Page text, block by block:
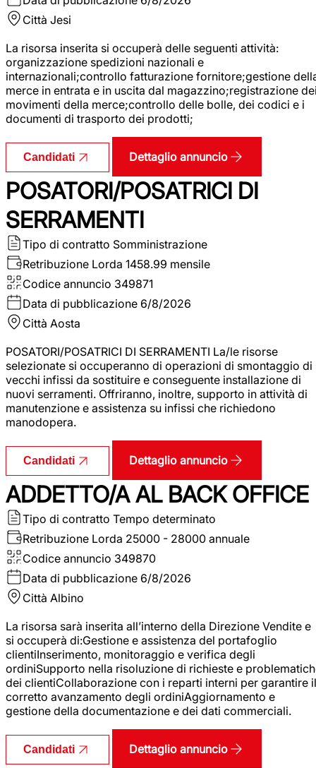
Città Jesi
La risorsa inserita si occuperà delle seguenti attività:
organizzazione spedizioni nazionali e
internazionali;controllo fatturazione fornitore;gestione
merce in entrata e in uscita dal magazzino;registrazione
movimenti della merce;controllo delle bolle, dei codici e i
documenti di trasporto dei prodotti;
Candidati Dettaglio annuncio
POSATORI/POSATRICI DI
SERRAMENTI
Tipo di contratto Somministrazione
Retribuzione Lorda 1458.99 mensile
Codice annuncio 349871
Data di pubblicazione 6/8/2026
Città Aosta
POSATORI/POSATRICI DI SERRAMENTI La/le risorse
selezionate si occuperanno di operazioni di smontaggio di
vecchi infissi da sostituire e conseguente installazione di
nuovi serramenti. Offriranno, inoltre, supporto in attività di
manutenzione e assistenza su infissi che richiedono
manodopera.
Candidati Dettaglio annuncio
ADDETTO/A AL BACK OFFICE
Tipo di contratto Tempo determinato
Retribuzione Lorda 25000 - 28000 annuale
Codice annuncio 349870
Data di pubblicazione 6/8/2026
Città Albino
La risorsa sarà inserita all’interno della Direzione Vendite e
si occuperà di:Gestione e assistenza del portafoglio
clientiInserimento, monitoraggio e verifica degli
ordiniSupporto nella risoluzione di richieste e
dei clientiCollaborazione con i reparti interni per garantire il
corretto avanzamento degli ordiniAggiornamento e
gestione della documentazione e dei dati commerciali.
Candidati Dettaglio annuncio